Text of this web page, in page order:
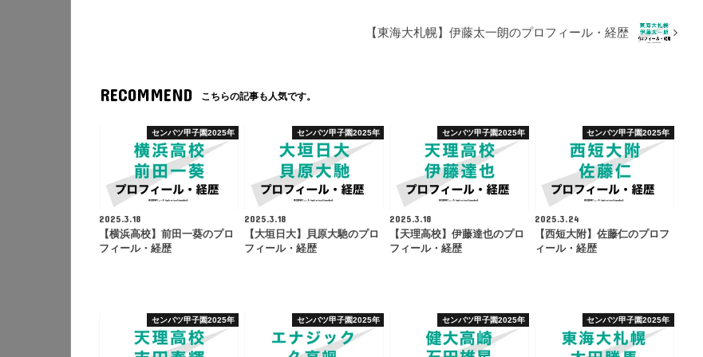
【東海大札幌】伊藤太一朗のプロフィール・経歴
RECOMMEND こちらの記事も人気です。
センバツ甲子園2025年
2025.3.18
【横浜高校】前田一葵のプロ
フィール・経歴
センバツ甲子園2025年
2025.3.18
【大垣日大】貝原大馳のプロ
フィール・経歴
センバツ甲子園2025年
2025.3.18
【天理高校】伊藤達也のプロ
フィール・経歴
センバツ甲子園2025年
2025.3.24
【西短大附】佐藤仁のプロフ
ィール・経歴
センバツ甲子園2025年 センバツ甲子園2025年 センバツ甲子園2025年 センバツ甲子園2025年